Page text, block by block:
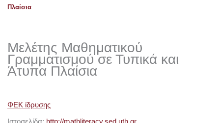
Πλαίσια
Μελέτης Μαθηματικού
Γραμματισμού σε Τυπικά και
Άτυπα Πλαίσια
ΦΕΚ ίδρυσης
Ιστοσελίδα: http://mathliteracy.sed.uth.gr